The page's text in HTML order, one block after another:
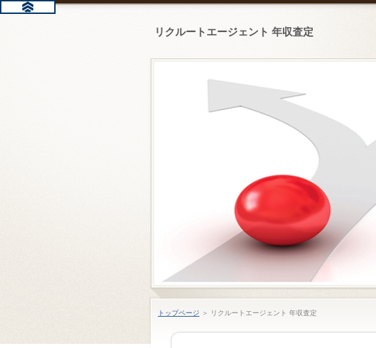
リクルートエージェント 年収査定
トップページ ＞ リクルートエージェント 年収査定